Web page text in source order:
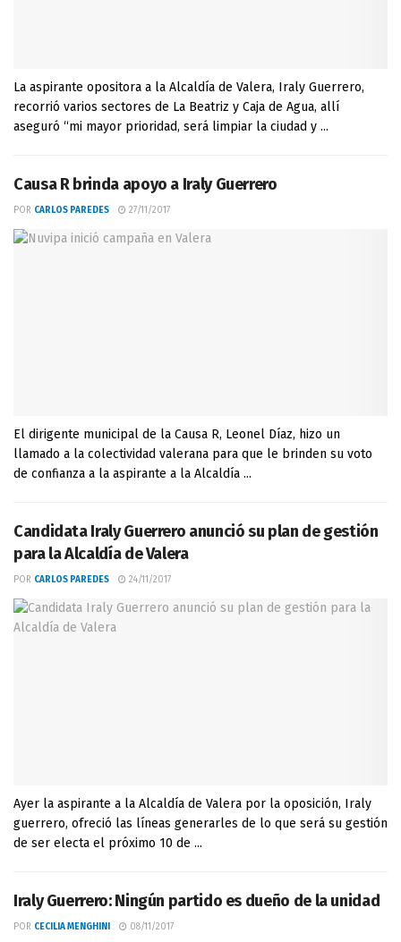
La aspirante opositora a la Alcaldía de Valera, Iraly Guerrero,
recorrió varios sectores de La Beatriz y Caja de Agua, allí
aseguró “mi mayor prioridad, será limpiar la ciudad y ...
Causa R brinda apoyo a Iraly Guerrero
POR CARLOS PAREDES 27/11/2017
El dirigente municipal de la Causa R, Leonel Díaz, hizo un
llamado a la colectividad valerana para que le brinden su voto
de confianza a la aspirante a la Alcaldía ...
Candidata Iraly Guerrero anunció su plan de gestión
para la Alcaldía de Valera
POR CARLOS PAREDES 24/11/2017
Ayer la aspirante a la Alcaldía de Valera por la oposición, Iraly
guerrero, ofreció las líneas generarles de lo que será su gestión
de ser electa el próximo 10 de ...
Iraly Guerrero: Ningún partido es dueño de la unidad
POR CECILIA MENGHINI 08/11/2017